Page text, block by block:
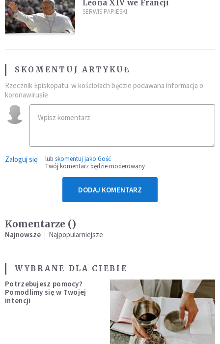
Leona XIV we Francji
SERWIS PAPIESKI
SKOMENTUJ ARTYKUŁ
Rzecznik Episkopatu: w kościołach będzie podawana informacja o
koronawirusie
Zaloguj się lub skomentuj jako Gość
Twój komentarz będzie moderowany
DODAJ KOMENTARZ
Komentarze ()
Najnowsze Najpopularniejsze
WYBRANE DLA CIEBIE
Potrzebujesz pomocy?
Pomodlimy się w Twojej
intencji